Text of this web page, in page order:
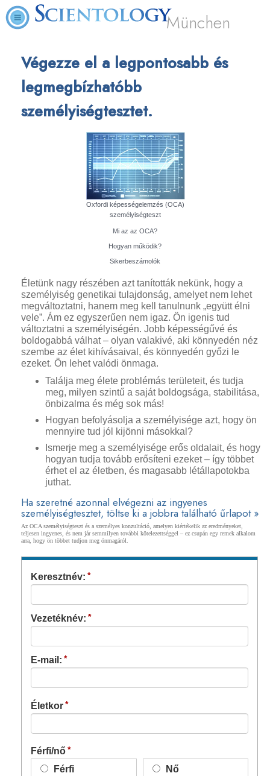
München
Végezze el a legpontosabb és
legmegbízhatóbb
személyiségtesztet.
Oxfordi képességelemzés (OCA)
személyiségteszt
Mi az az OCA?
Hogyan működik?
Sikerbeszámolók
Életünk nagy részében azt tanították nekünk, hogy a
személyiség genetikai tulajdonság, amelyet nem lehet
megváltoztatni, hanem meg kell tanulnunk „együtt élni
vele”. Ám ez egyszerűen nem igaz. Ön igenis tud
változtatni a személyiségén. Jobb képességűvé és
boldogabbá válhat – olyan valakivé, aki könnyedén néz
szembe az élet kihívásaival, és könnyedén győzi le
ezeket. Ön lehet valódi önmaga.
Találja meg élete problémás területeit, és tudja
meg, milyen szintű a saját boldogsága, stabilitása,
önbizalma és még sok más!
Hogyan befolyásolja a személyisége azt, hogy ön
mennyire tud jól kijönni másokkal?
Ismerje meg a személyisége erős oldalait, és hogy
hogyan tudja tovább erősíteni ezeket – így többet
érhet el az életben, és magasabb létállapotokba
juthat.
Ha szeretné azonnal elvégezni az ingyenes
személyiségtesztet, töltse ki a jobbra található űrlapot »
Az OCA személyiségteszt és a személyes konzultáció, amelyen kiértékelik az eredményeket,
teljesen ingyenes, és nem jár semmilyen további kötelezettséggel – ez csupán egy remek alkalom
arra, hogy ön többet tudjon meg önmagáról.
Keresztnév:
Vezetéknév:
E-mail:
Életkor
Férfi/nő
Férfi
Nő